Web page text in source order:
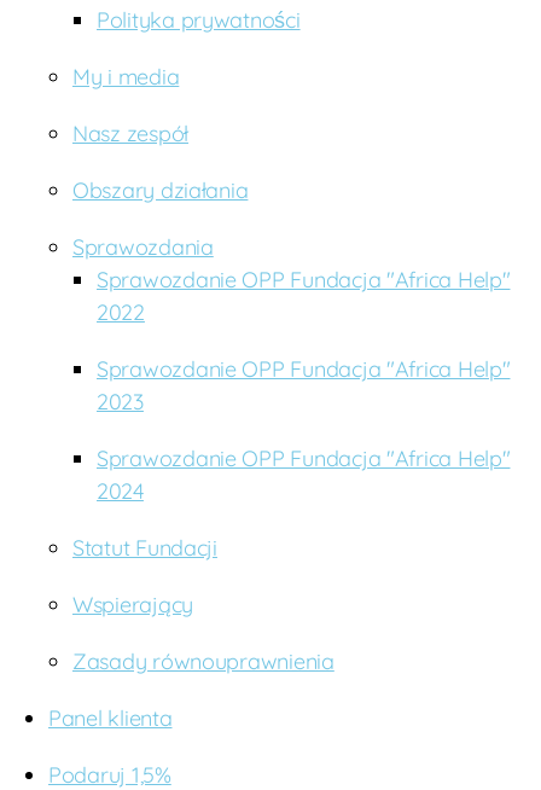
Polityka prywatności
My i media
Nasz zespół
Obszary działania
Sprawozdania
Sprawozdanie OPP Fundacja "Africa Help"
2022
Sprawozdanie OPP Fundacja "Africa Help"
2023
Sprawozdanie OPP Fundacja "Africa Help"
2024
Statut Fundacji
Wspierający
Zasady równouprawnienia
Panel klienta
Podaruj 1,5%